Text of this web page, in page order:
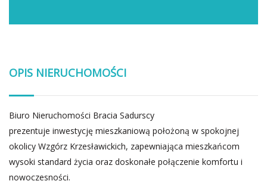
OPIS NIERUCHOMOŚCI
Biuro Nieruchomości Bracia Sadurscy
prezentuje inwestycję mieszkaniową położoną w spokojnej
okolicy Wzgórz Krzesławickich, zapewniająca mieszkańcom
wysoki standard życia oraz doskonałe połączenie komfortu i
nowoczesności.